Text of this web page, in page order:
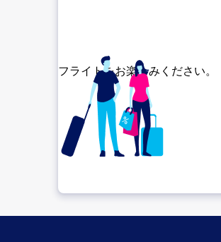
フライトをお楽しみください。